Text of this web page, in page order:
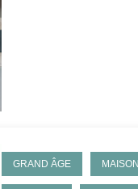
GRAND ÂGE